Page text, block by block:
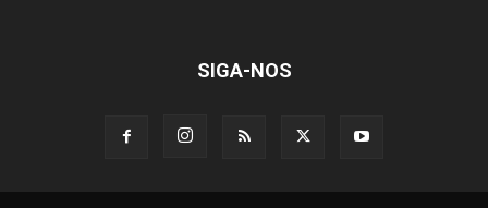
SIGA-NOS